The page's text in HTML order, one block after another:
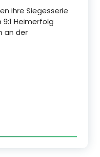
ihre Siegesserie
Heimerfolg
an der